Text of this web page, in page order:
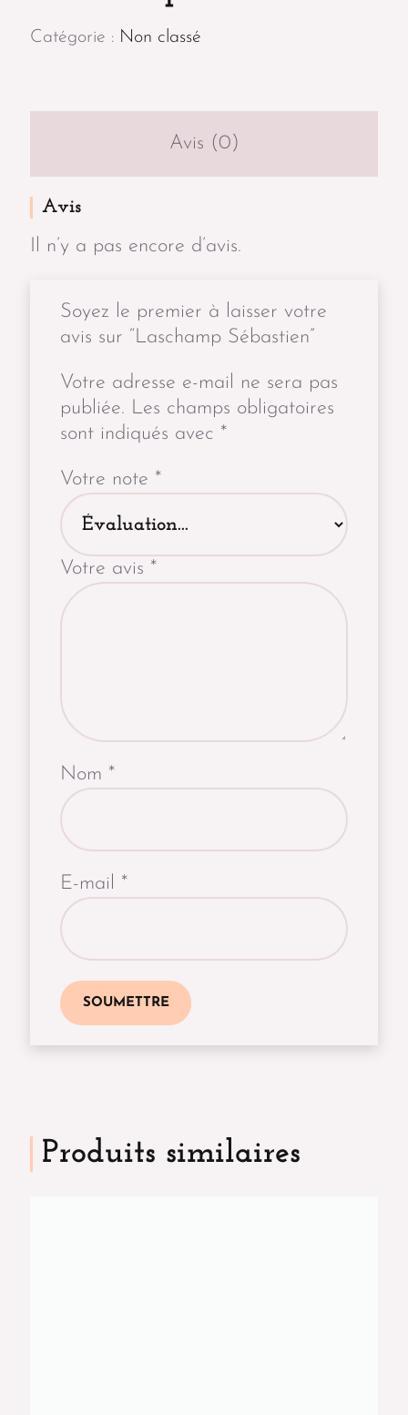
Catégorie : Non classé
Avis (0)
Avis
Il n’y a pas encore d’avis.
Soyez le premier à laisser votre
avis sur “Laschamp Sébastien”
Votre adresse e-mail ne sera pas
publiée. Les champs obligatoires
sont indiqués avec *
Votre note *
Votre avis *
Nom *
E-mail *
Produits similaires